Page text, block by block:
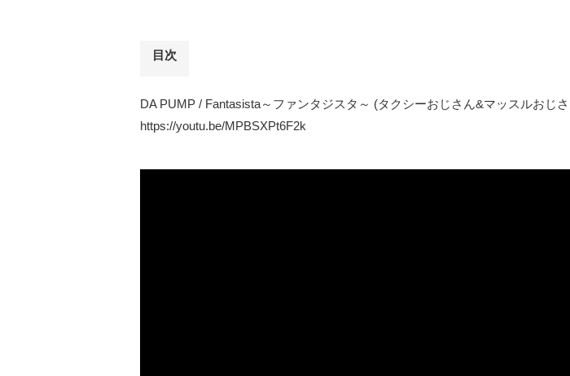
目次
DA PUMP / Fantasista～ファンタジスタ～ (タクシーおじさん&マッスルおじさ
https://youtu.be/MPBSXPt6F2k
DA PUMP / Fantasista～ファンタジスタ～ (タクシーおじさん＆マッスル